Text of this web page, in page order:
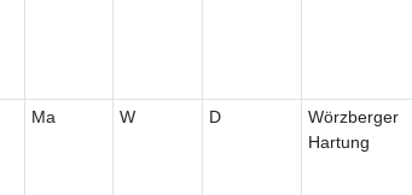
Ma W D
Wörzberger
Hartung